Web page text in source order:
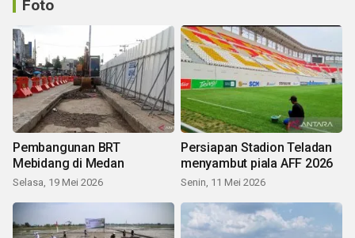
Foto
Pembangunan BRT
Mebidang di Medan
Selasa, 19 Mei 2026
Persiapan Stadion Teladan
menyambut piala AFF 2026
Senin, 11 Mei 2026